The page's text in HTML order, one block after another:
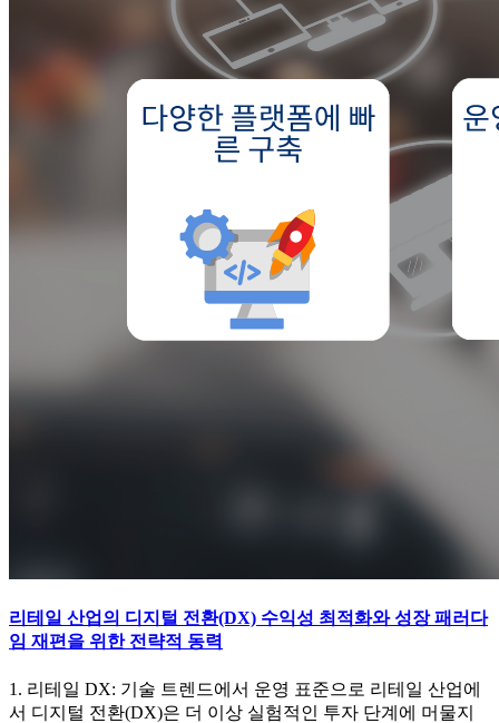
리테일 산업의 디지털 전환(DX) 수익성 최적화와 성장 패러다
임 재편을 위한 전략적 동력
1. 리테일 DX: 기술 트렌드에서 운영 표준으로 리테일 산업에
서 디지털 전환(DX)은 더 이상 실험적인 투자 단계에 머물지